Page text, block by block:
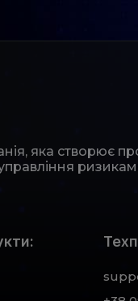
яка створює